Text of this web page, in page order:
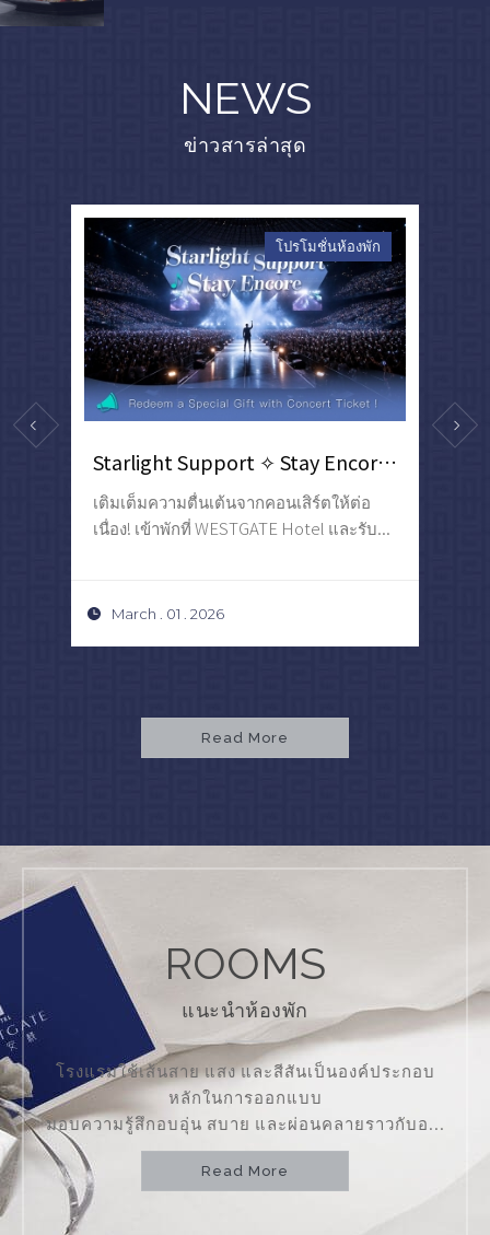
NEWS
ข่าวสารล่าสุด
โปรโมชั่นห้องพัก
Starlight Support ✧ Stay Encore | แลกรับของขวัญพิเศษเมื่อแสดงบัตรคอนเสิร์ต
เติมเต็มความตื่นเต้นจากคอนเสิร์ตให้ต่อ
เนื่อง! เข้าพักที่ WESTGATE Hotel และรับ...
March . 01 . 2026
Read More
ROOMS
แนะนำห้องพัก
โรงแรมใช้เส้นสาย แสง และสีสันเป็นองค์ประกอบ
หลักในการออกแบบ
มอบความรู้สึกอบอุ่น สบาย และผ่อนคลายราวกับอ...
Read More